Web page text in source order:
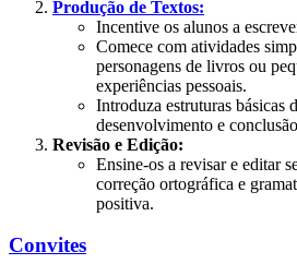
Produção de Textos:
Incentive os alunos a
Comece com atividades
personagens de livros ou
experiências pessoais.
Introduza estruturas básicas
desenvolvimento e
Revisão e Edição:
Ensine-os a revisar e editar
correção ortográfica e
positiva.
Convites